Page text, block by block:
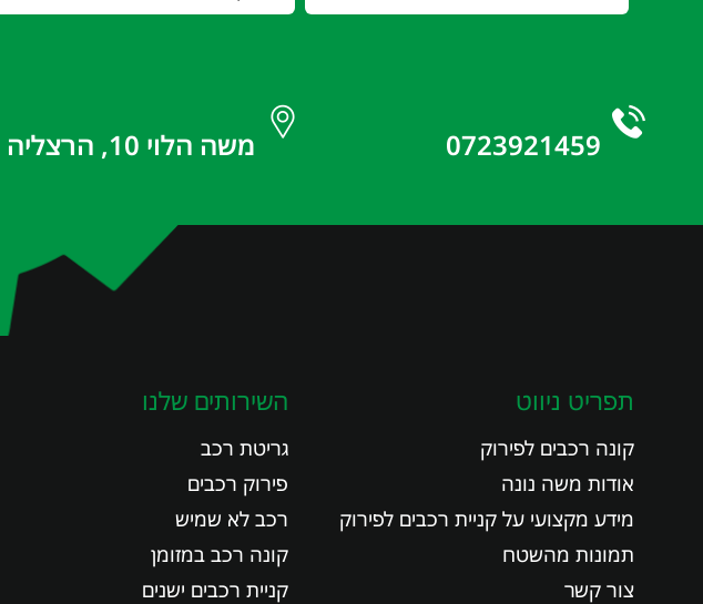
0723921459 משה הלוי 10, הרצליה
תפריט ניווט
קונה רכבים לפירוק
אודות משה נונה
מידע מקצועי על קניית רכבים לפירוק
תמונות מהשטח
צור קשר
השירותים שלנו
גריטת רכב
פירוק רכבים
רכב לא שמיש
קונה רכב במזומן
קניית רכבים ישנים